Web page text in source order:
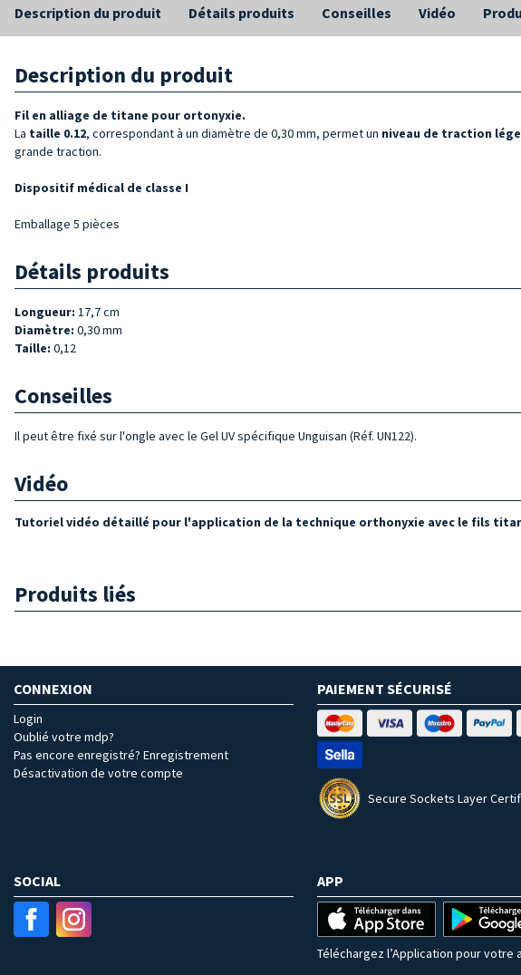
Description du produit Détails produits Conseilles Vidéo
Description du produit
Fil en alliage de titane pour ortonyxie.
La taille 0.12, correspondant à un diamètre de 0,30 mm, permet un niveau de traction
grande traction.
Dispositif médical de classe I
Emballage 5 pièces
Détails produits
Longueur: 17,7 cm
Diamètre: 0,30 mm
Taille: 0,12
Conseilles
Il peut être fixé sur l'ongle avec le Gel UV spécifique Unguisan (Réf. UN122).
Vidéo
Tutoriel vidéo détaillé pour l'application de la technique orthonyxie avec le fils
Produits liés
CONNEXION
Login
Oublié votre mdp?
Pas encore enregistré? Enregistrement
Désactivation de votre compte
PAIEMENT SÉCURISÉ
Secure Sockets Layer
SOCIAL APP
Téléchargez l’Application pour votre